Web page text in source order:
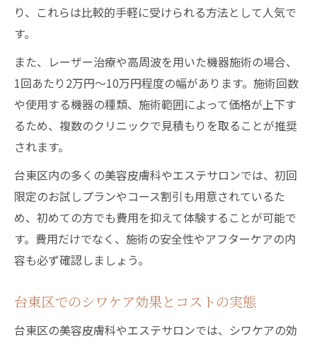
り、これらは比較的手軽に受けられる方法として人気で
す。
また、レーザー治療や高周波を用いた機器施術の場合、
1回あたり2万円〜10万円程度の幅があります。施術回数
や使用する機器の種類、施術範囲によって価格が上下す
るため、複数のクリニックで見積もりを取ることが推奨
されます。
台東区内の多くの美容皮膚科やエステサロンでは、初回
限定のお試しプランやコース割引も用意されているた
め、初めての方でも費用を抑えて体験することが可能で
す。費用だけでなく、施術の安全性やアフターケアの内
容も必ず確認しましょう。
台東区でのシワケア効果とコストの実態
台東区の美容皮膚科やエステサロンでは、シワケアの効